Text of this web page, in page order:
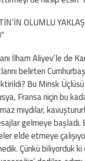
OLUMLU
İlham Aliyev’le de
belirten
Bu Minsk
Fransa niçin bu
mıydılar,
gelmeye başladı.
elde etmeye
Çünkü biliyorduk